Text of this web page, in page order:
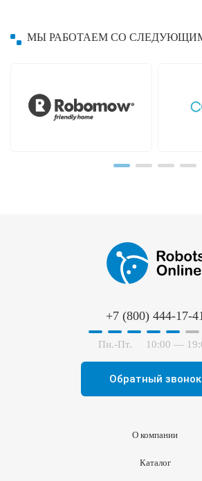
МЫ РАБОТАЕМ СО
О компании
Каталог
+7 (800) 444-17-41
Пн.-Пт. 10:00 —
Обратный звонок